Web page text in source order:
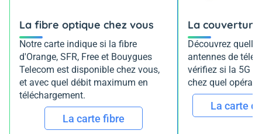
La fibre optique chez vous
Notre carte indique si la fibre
d'Orange, SFR, Free et Bouygues
Telecom est disponible chez vous,
et avec quel débit maximum en
téléchargement.
La carte fibre
La
Découvrez
antennes de
vérifiez si la 5G
chez quel
La carte